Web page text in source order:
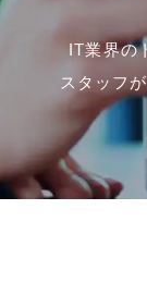
IT業界の
スタッフ